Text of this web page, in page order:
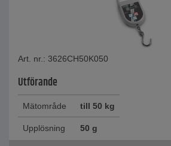
Art. nr.: 3626CH50K050
Utförande
Mätområde till 50 kg
Upplösning 50 g